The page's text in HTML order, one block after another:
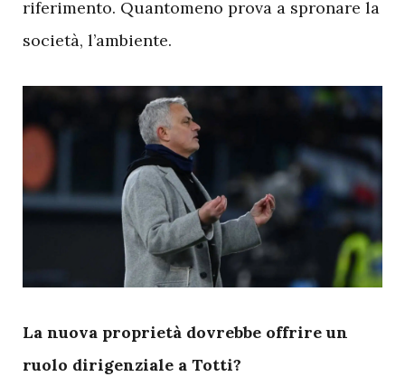
riferimento. Quantomeno prova a spronare la
società, l’ambiente.
La nuova proprietà dovrebbe offrire un
ruolo dirigenziale a Totti?